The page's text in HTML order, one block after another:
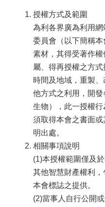
授權方式及範圍
為利各界廣為利用
委員會（以下簡稱
素材，其得受著作
屬、得再授權之方
時間及地域，重製
他方式之利用，開
生物），此一授權
須取得本會之書面
明出處。
相關事項說明
(1)本授權範圍僅及
其他智慧財產權利
本會標誌之提供。
(2)當事人自行公開